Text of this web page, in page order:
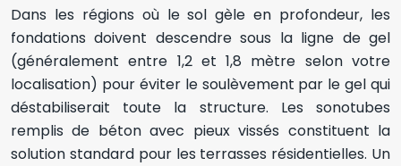
Dans les régions où le sol gèle en profondeur, les
fondations doivent descendre sous la ligne de gel
(généralement entre 1,2 et 1,8 mètre selon votre
localisation) pour éviter le soulèvement par le gel qui
déstabiliserait toute la structure. Les sonotubes
remplis de béton avec pieux vissés constituent la
solution standard pour les terrasses résidentielles. Un